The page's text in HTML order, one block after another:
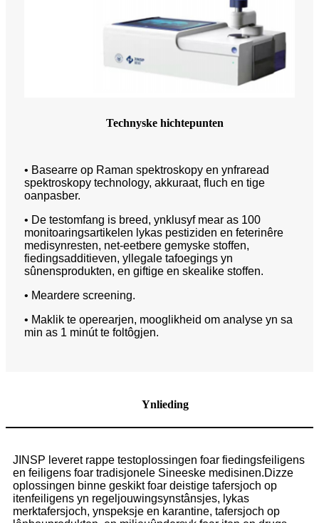
Technyske hichtepunten
• Basearre op Raman spektroskopy en ynfraread
spektroskopy technology, akkuraat, fluch en tige
oanpasber.
• De testomfang is breed, ynklusyf mear as 100
monitoaringsartikelen lykas pestiziden en feterinêre
medisynresten, net-eetbere gemyske stoffen,
fiedingsadditieven, yllegale tafoegings yn
sûnensprodukten, en giftige en skealike stoffen.
• Meardere screening.
• Maklik te operearjen, mooglikheid om analyse yn sa
min as 1 minút te foltôgjen.
Ynlieding
JINSP leveret rappe testoplossingen foar fiedingsfeiligens
en feiligens foar tradisjonele Sineeske medisinen.Dizze
oplossingen binne geskikt foar deistige tafersjoch op
itenfeiligens yn regeljouwingsynstânsjes, lykas
merktafersjoch, ynspeksje en karantine, tafersjoch op